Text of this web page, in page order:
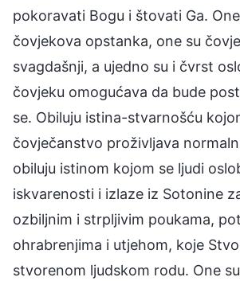
pokoravati Bogu i štovati Ga.
čovjekova opstanka, one su
svagdašnji, a ujedno su i čvrst
čovjeku omogućava da bude
se. Obiluju istina-stvarnošću
čovječanstvo proživljava
obiluju istinom kojom se ljudi
iskvarenosti i izlaze iz Sotonine
ozbiljnim i strpljivim poukama,
ohrabrenjima i utjehom, koje
stvorenom ljudskom rodu. One